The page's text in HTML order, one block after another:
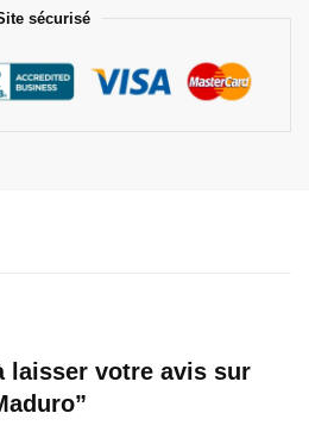
sécurisé
laisser votre avis sur